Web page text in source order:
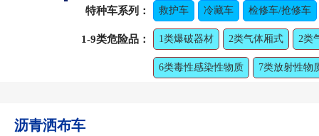
特种车系列： 救护车 冷藏车 检修车/抢修车
1-9类危险品： 1类爆破器材 2类气体厢式 2类
6类毒性感染性物质 7类放射性物
沥青洒布车